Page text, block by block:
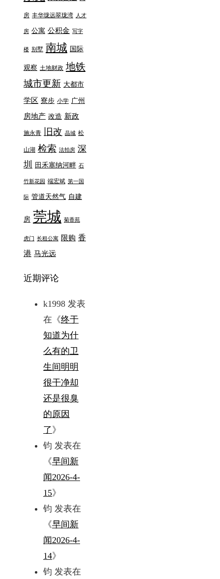
房 丰华珑远翠珑湾 人才
房 公寓 公积金 写字
楼 别墅 南城 国际
观察 土地财政 地铁
城市更新 大都市
学区 寮步 小学 广州
房地产 改造 新政
施永青 旧改 晶城 松
山湖 检索 法拍房 深
圳
田禾塞纳河畔 石
竹新花园 端宏斌 第一国
际 管道天然气 自建
房 莞城 菊香苑
虎门 长租公寓 限购 香
港 马光远
近期评论
k1998 发表
在《终于
知道为什
么有的卫
生间明明
很干净却
还是很臭
的原因
了》
钧 发表在
《早间新
闻2026-4-
15》
钧 发表在
《早间新
闻2026-4-
14》
钧 发表在